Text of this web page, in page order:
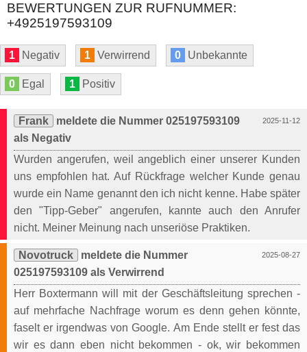
BEWERTUNGEN ZUR RUFNUMMER:
+4925197593109
1 Negativ 1 Verwirrend 0 Unbekannte
0 Egal 1 Positiv
2025-11-12
Frank
meldete die Nummer 025197593109
als Negativ
Wurden angerufen, weil angeblich einer unserer Kunden
uns empfohlen hat. Auf Rückfrage welcher Kunde genau
wurde ein Name genannt den ich nicht kenne. Habe später
den "Tipp-Geber" angerufen, kannte auch den Anrufer
nicht. Meiner Meinung nach unseriöse Praktiken.
2025-08-27
Novotruck
meldete die Nummer
025197593109 als Verwirrend
Herr Boxtermann will mit der Geschäftsleitung sprechen -
auf mehrfache Nachfrage worum es denn gehen könnte,
faselt er irgendwas von Google. Am Ende stellt er fest das
wir es dann eben nicht bekommen - ok, wir bekommen